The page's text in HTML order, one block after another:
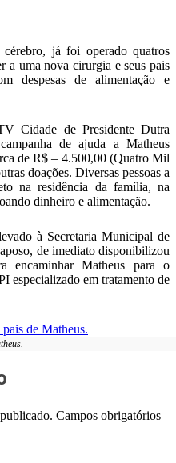
já foi operado quatros
a uma nova cirurgia e seus pais
despesas de alimentação e
Cidade de Presidente Dutra
de ajuda a Matheus
de R$ – 4.500,00 (Quatro Mil
doações. Diversas pessoas a
na residência da família, na
dinheiro e alimentação.
à Secretaria Municipal de
de imediato disponibilizou
encaminhar Matheus para o
especializado em tratamento de
Campos obrigatórios